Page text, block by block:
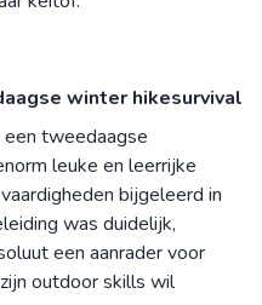
winter hikesurvival
een tweedaagse
leuke en leerrijke
bijgeleerd in
was duidelijk,
een aanrader voor
outdoor skills wil